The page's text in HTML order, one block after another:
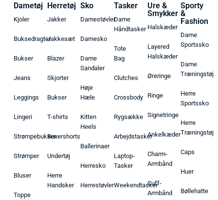
Dametøj
Kjoler
Buksedragter
Bukser
Jeans
Leggings
Lingeri
Strømpebukser
Strømper
Bluser
Toppe
Herretøj
Jakker
Jakkesæt
Blazer
Skjorter
Bukser
T-shirts
Boxershorts
Undertøj
Herre
Handsker
Sko
Damestøvler
Damesko
Dame
Sandaler
Høje
Hæle
Kitten
Heels
Ballerinaer
Herresko
Herrestøvler
Tasker
Dame
Håndtasker
Tote
Bag
Clutches
Crossbody
Rygsække
Arbejdstasker
Laptop-
Tasker
Weekendtasker
Ure &
Smykker
Halskæder
Layered
Halskæder
Øreringe
Ringe
Signetringe
Ankelkæder
Charm-
Armbånd
Cuff-
Armbånd
Sporty
&
Fashion
Dame
Sportssko
Dame
Træningstøj
Herre
Sportssko
Herre
Træningstøj
Caps
Huer
Bøllehatte